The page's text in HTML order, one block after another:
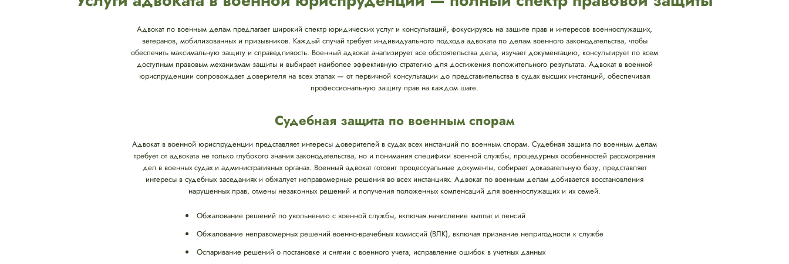
Адвокат по военным делам предлагает широкий спектр юридических услуг и консультаций, фокусируясь на защите прав и интересов военнослужащих,
ветеранов, мобилизованных и призывников. Каждый случай требует индивидуального подхода адвоката по делам военного законодательства, чтобы
обеспечить максимальную защиту и справедливость. Военный адвокат анализирует все обстоятельства дела, изучает документацию, консультирует по всем
доступным правовым механизмам защиты и выбирает наиболее эффективную стратегию для достижения положительного результата. Адвокат в военной
юриспруденции сопровождает доверителя на всех этапах — от первичной консультации до представительства в судах высших инстанций, обеспечивая
профессиональную защиту прав на каждом шаге.
Судебная защита по военным спорам
Адвокат в военной юриспруденции представляет интересы доверителей в судах всех инстанций по военным спорам. Судебная защита по военным делам
требует от адвоката не только глубокого знания законодательства, но и понимания специфики военной службы, процедурных особенностей рассмотрения
дел в военных судах и административных органах. Военный адвокат готовит процессуальные документы, собирает доказательную базу, представляет
интересы в судебных заседаниях и обжалует неправомерные решения во всех инстанциях. Адвокат по военным делам добивается восстановления
нарушенных прав, отмены незаконных решений и получения положенных компенсаций для военнослужащих и их семей.
Обжалование решений по увольнению с военной службы, включая начисление выплат и пенсий
Обжалование неправомерных решений военно-врачебных комиссий (ВЛК), включая признание непригодности к службе
Оспаривание решений о постановке и снятии с военного учета, исправление ошибок в учетных данных